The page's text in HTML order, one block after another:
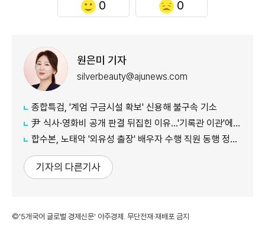
0 0
원은미 기자
silverbeauty@ajunews.com
종합특검, '계엄 구금시설 확보' 신용해 불구속 기소
尹 식사·영화비 공개 판결 뒤집힌 이유…'기록관 이관'에 소송 실익 쟁점
합수본, 노태악 '외유성 출장' 배우자 수행 직원 동행 정황 포착
기자의 다른기사
©'5개국어 글로벌 경제신문' 아주경제. 무단전재·재배포 금지